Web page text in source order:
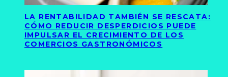
LA RENTABILIDAD TAMBIÉN SE RESCATA:
CÓMO REDUCIR DESPERDICIOS PUEDE
IMPULSAR EL CRECIMIENTO DE LOS
COMERCIOS GASTRONÓMICOS